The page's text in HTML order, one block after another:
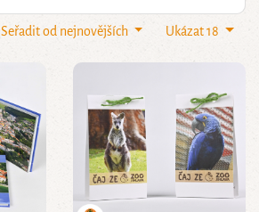
Ukázat 18
Seřadit od nejnovějších